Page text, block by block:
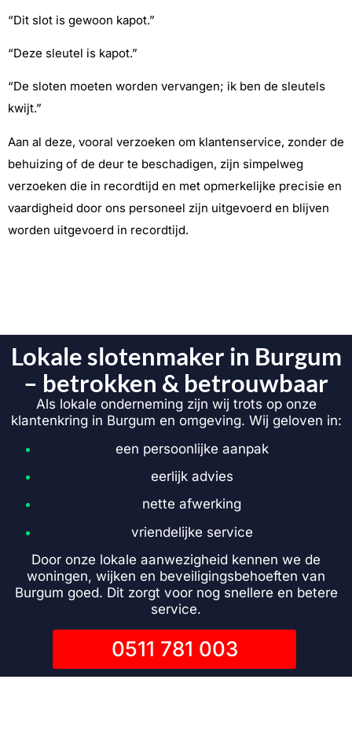
“Dit slot is gewoon kapot.”
“Deze sleutel is kapot.”
“De sloten moeten worden vervangen; ik ben de sleutels
kwijt.”
Aan al deze, vooral verzoeken om klantenservice, zonder de
behuizing of de deur te beschadigen, zijn simpelweg
verzoeken die in recordtijd en met opmerkelijke precisie en
vaardigheid door ons personeel zijn uitgevoerd en blijven
worden uitgevoerd in recordtijd.
Lokale slotenmaker in Burgum
– betrokken & betrouwbaar
Als lokale onderneming zijn wij trots op onze
klantenkring in Burgum en omgeving. Wij geloven in:
een persoonlijke aanpak
eerlijk advies
nette afwerking
vriendelijke service
Door onze lokale aanwezigheid kennen we de
woningen, wijken en beveiligingsbehoeften van
Burgum goed. Dit zorgt voor nog snellere en betere
service.
0511 781 003